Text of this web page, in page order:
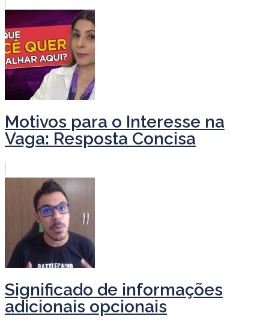
Motivos para o Interesse na
Vaga: Resposta Concisa
Significado de informações
adicionais opcionais